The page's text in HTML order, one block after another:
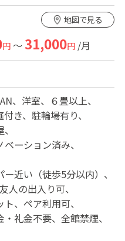
地図で見る
円～31,000円/月
洋室
６畳以上
付き
駐輪場有り
ベーション済み
近い（徒歩5分以内）
友人の出入り可
ト
ペア利用可
・礼金不要
全館禁煙